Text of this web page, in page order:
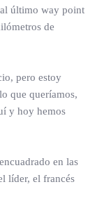
último way point
de
pero estoy
que queríamos,
y hoy hemos
en las
líder, el francés